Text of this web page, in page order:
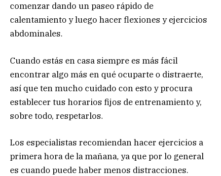
comenzar dando un paseo rápido de
calentamiento y luego hacer flexiones y ejercicios
abdominales.
Cuando estás en casa siempre es más fácil
encontrar algo más en qué ocuparte o distraerte,
así que ten mucho cuidado con esto y procura
establecer tus horarios fijos de entrenamiento y,
sobre todo, respetarlos.
Los especialistas recomiendan hacer ejercicios a
primera hora de la mañana, ya que por lo general
es cuando puede haber menos distracciones.